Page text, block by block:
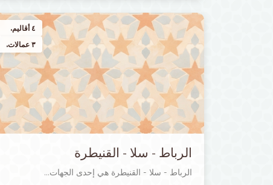
٤ أقاليم.
٣ عمالات.
الرباط - سلا - القنيطرة
الرباط - سلا - القنيطرة هي إحدى الجهات...